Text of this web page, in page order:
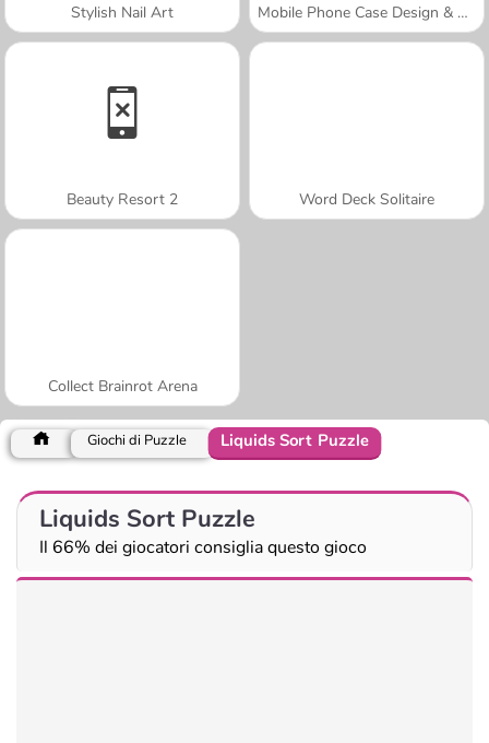
Stylish Nail Art Mobile Phone Case Design & DIY
Beauty Resort 2 Word Deck Solitaire
Collect Brainrot Arena
Giochi di Puzzle Liquids Sort Puzzle
Liquids Sort Puzzle
Il 66% dei giocatori consiglia questo gioco